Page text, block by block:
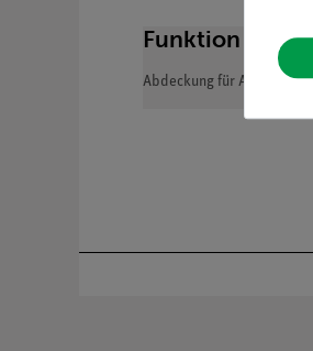
Funktion und
Abdeckung für ADM 3